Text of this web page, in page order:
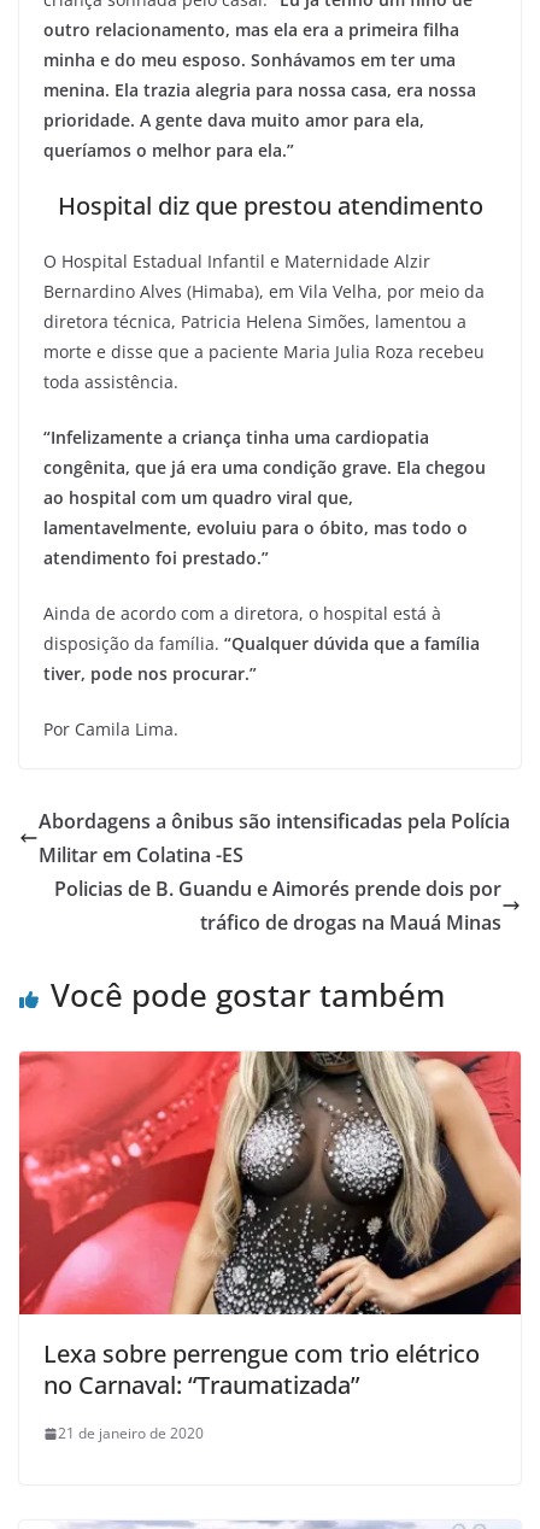
outro relacionamento, mas ela era a primeira filha
minha e do meu esposo. Sonhávamos em ter uma
menina. Ela trazia alegria para nossa casa, era nossa
prioridade. A gente dava muito amor para ela,
queríamos o melhor para ela.”
Hospital diz que prestou atendimento
O Hospital Estadual Infantil e Maternidade Alzir
Bernardino Alves (Himaba), em Vila Velha, por meio da
diretora técnica, Patricia Helena Simões, lamentou a
morte e disse que a paciente Maria Julia Roza recebeu
toda assistência.
“Infelizamente a criança tinha uma cardiopatia
congênita, que já era uma condição grave. Ela chegou
ao hospital com um quadro viral que,
lamentavelmente, evoluiu para o óbito, mas todo o
atendimento foi prestado.”
Ainda de acordo com a diretora, o hospital está à
disposição da família. “Qualquer dúvida que a família
tiver, pode nos procurar.”
Por Camila Lima.
Abordagens a ônibus são intensificadas pela Polícia
Militar em Colatina -ES
Policias de B. Guandu e Aimorés prende dois por
tráfico de drogas na Mauá Minas
Você pode gostar também
Lexa sobre perrengue com trio elétrico
no Carnaval: “Traumatizada”
21 de janeiro de 2020